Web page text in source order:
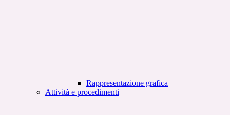
Rappresentazione grafica
Attività e procedimenti